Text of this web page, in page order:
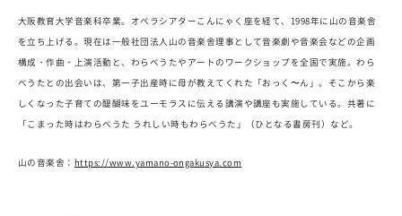
大阪教育大学音楽科卒業。オペラシアターこんにゃく座を経て、1998年に山の音楽舎
を立ち上げる。現在は一般社団法人山の音楽舎理事として音楽劇や音楽会などの企画
構成・作曲・上演活動と、わらべうたやアートのワークショップを全国で実施。わら
べうたとの出会いは、第一子出産時に母が教えてくれた「おっく〜ん」。そこから楽
しくなった子育ての醍醐味をユーモラスに伝える講演や講座も実施している。共著に
「こまった時はわらべうた うれしい時もわらべうた」（ひとなる書房刊）など。
山の音楽舎： https://www.yamano-ongakusya.com